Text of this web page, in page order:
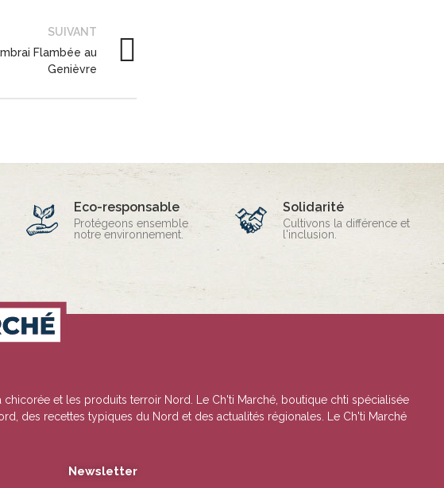
SUIVANT
Flambée au
Genièvre
Eco-responsable
Protégeons ensemble
notre environnement.
Solidarité
Cultivons la différence et
l'inclusion.
chicorée et les produits terroir Nord. Le Ch'ti Marché, boutique chti spécialisée
des recettes typiques du Nord et des actualités régionales. Le Ch'ti Marché
Newsletter